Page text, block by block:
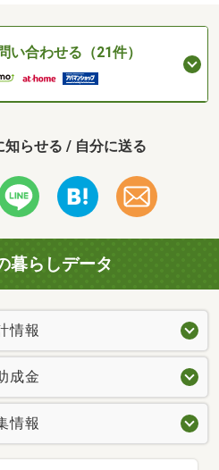
い合わせる（21件）
知らせる / 自分に送る
暮らしデータ
情報
成金
情報